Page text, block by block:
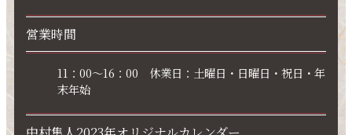
営業時間
11：00～16：00 休業日：土曜日・日曜日・祝日・年
末年始